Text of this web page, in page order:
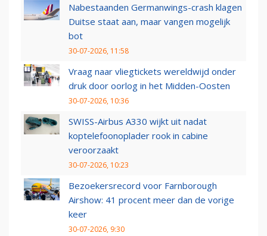
Nabestaanden Germanwings-crash klagen
Duitse staat aan, maar vangen mogelijk
bot
30-07-2026, 11:58
Vraag naar vliegtickets wereldwijd onder
druk door oorlog in het Midden-Oosten
30-07-2026, 10:36
SWISS-Airbus A330 wijkt uit nadat
koptelefoonoplader rook in cabine
veroorzaakt
30-07-2026, 10:23
Bezoekersrecord voor Farnborough
Airshow: 41 procent meer dan de vorige
keer
30-07-2026, 9:30